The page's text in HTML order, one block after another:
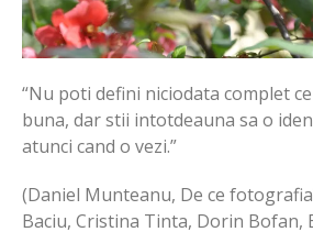
“Nu poti defini niciodata complet
buna, dar stii intotdeauna sa o
atunci cand o vezi.”
(Daniel Munteanu, De ce
Baciu, Cristina Tinta, Dorin Bofan,